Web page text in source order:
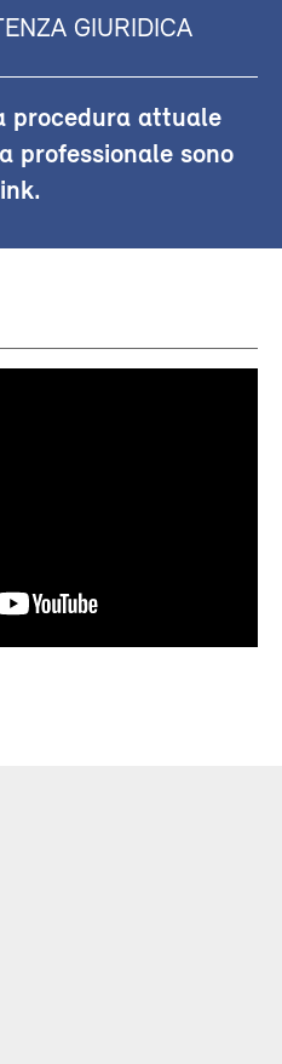
GIURIDICA
procedura attuale
professionale sono